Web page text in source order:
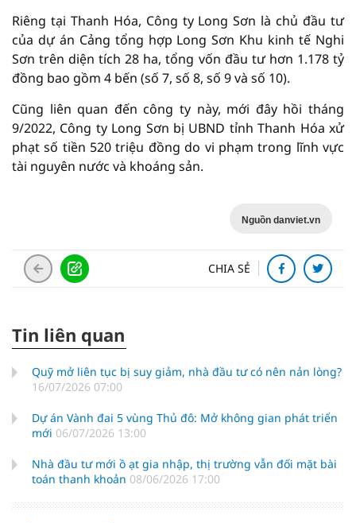
Riêng tại Thanh Hóa, Công ty Long Sơn là chủ đầu tư
của dự án Cảng tổng hợp Long Sơn Khu kinh tế Nghi
Sơn trên diện tích 28 ha, tổng vốn đầu tư hơn 1.178 tỷ
đồng bao gồm 4 bến (số 7, số 8, số 9 và số 10).
Cũng liên quan đến công ty này, mới đây hồi tháng
9/2022, Công ty Long Sơn bị UBND tỉnh Thanh Hóa xử
phạt số tiền 520 triệu đồng do vi phạm trong lĩnh vực
tài nguyên nước và khoáng sản.
Nguồn danviet.vn
CHIA SẺ
Tin liên quan
Quỹ mở liên tục bị suy giảm, nhà đầu tư có nên nản lòng?
16/07/2026 07:00
Dự án Vành đai 5 vùng Thủ đô: Mở không gian phát triển
mới 06/07/2026 13:00
Nhà đầu tư mới ồ ạt gia nhập, thị trường vẫn đối mặt bài
toán thanh khoản 08/06/2026 17:00